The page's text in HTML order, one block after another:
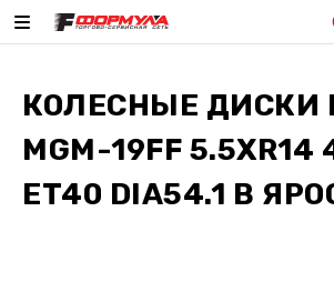
КОЛЕСНЫЕ ДИСКИ
MGM-19FF 5.5XR14
ET40 DIA54.1 В